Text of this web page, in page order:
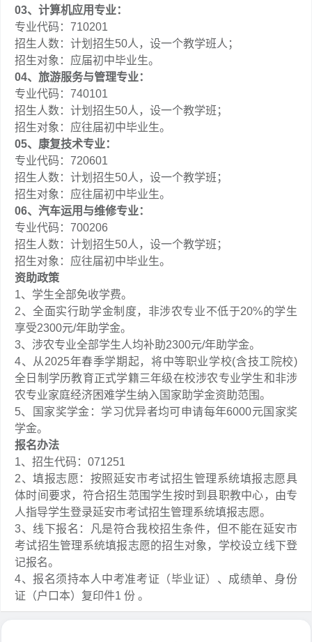
03、 计算机应用专业：
专业代码：710201
招生人数：计划招生50人，设一个教学班人；
招生对象：应届初中毕业生。
04、 旅游服务与管理专业：
专业代码：740101
招生人数：计划招生50人，设一个教学班；
招生对象：应往届初中毕业生。
05、 康复技术专业：
专业代码：720601
招生人数：计划招生50人，设一个教学班；
招生对象：应往届初中毕业生。
06、 汽车运用与维修专业：
专业代码：700206
招生人数：计划招生50人，设一个教学班；
招生对象：应往届初中毕业生。
资助政策
1、学生全部免收学费。
2、全面实行助学金制度，非涉农专业不低于20%的学生
享受2300元/年助学金。
3、涉农专业全部学生人均补助2300元/年助学金。
4、从2025年春季学期起，将中等职业学校(含技工院校)
全日制学历教育正式学籍三年级在校涉农专业学生和非涉
农专业家庭经济困难学生纳入国家助学金资助范围。
5、国家奖学金：学习优异者均可申请每年6000元国家奖
学金。
报名办法
1、招生代码：071251
2、填报志愿：按照延安市考试招生管理系统填报志愿具
体时间要求，符合招生范围学生按时到县职教中心，由专
人指导学生登录延安市考试招生管理系统填报志愿。
3、线下报名：凡是符合我校招生条件，但不能在延安市
考试招生管理系统填报志愿的招生对象，学校设立线下登
记报名。
4、报名须持本人中考准考证（毕业证）、成绩单、身份
证（户口本）复印件1 份 。